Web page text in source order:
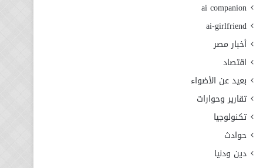
ai companion
ai-girlfriend
أخبار مصر
اقتصاد
بعيد عن الأضواء
تقارير وحوارات
تكنولوجيا
حوادث
دين ودنيا